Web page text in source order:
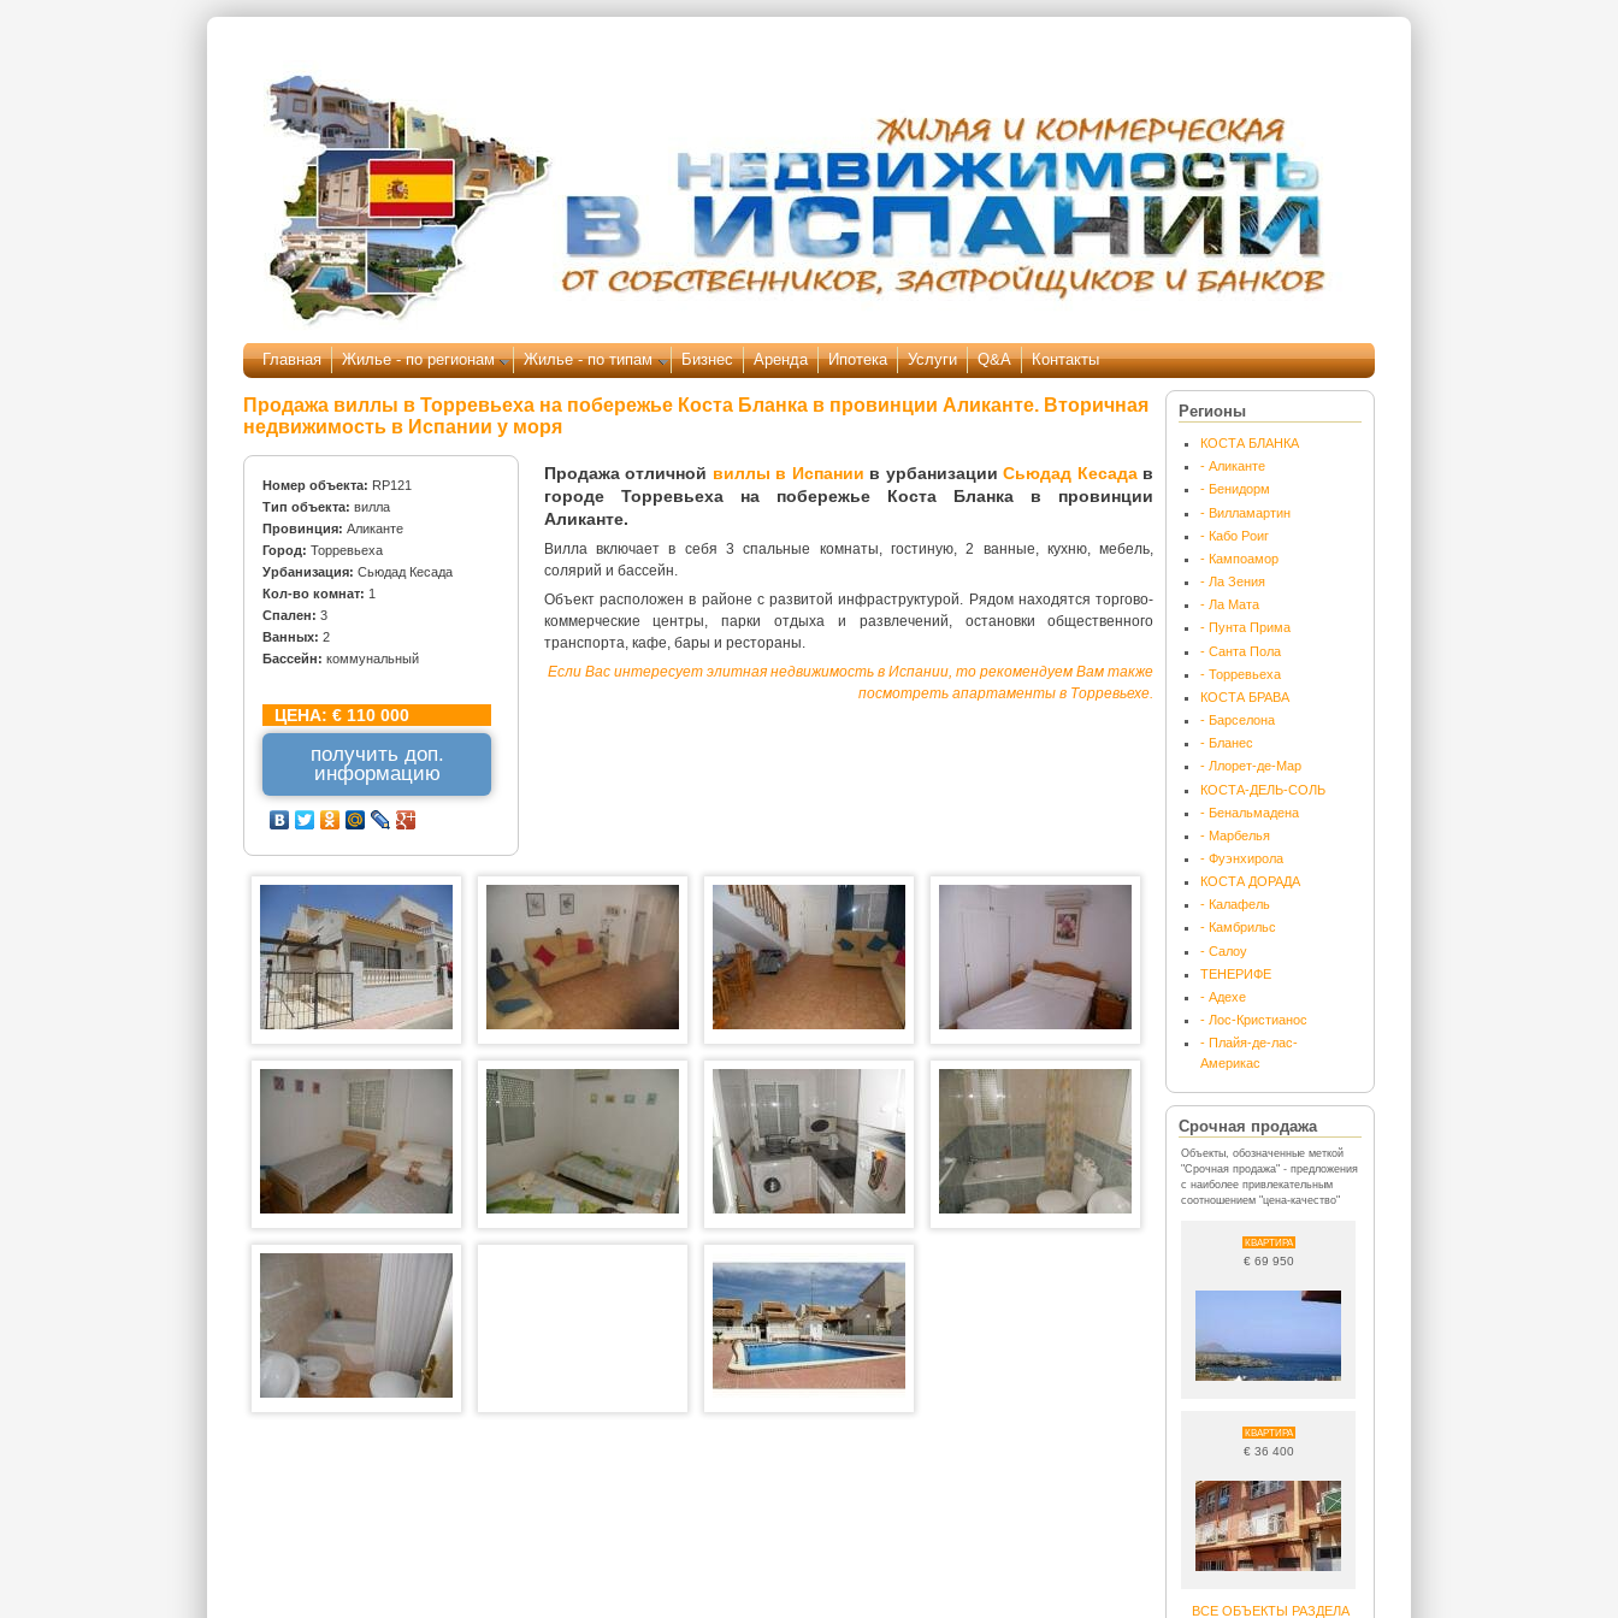
Перейти к основному содержанию
Главная Жилье - по регионам Жилье - по типам Бизнес Аренда Ипотека Услуги Q&A Контакты
Продажа виллы в Торревьеха на побережье Коста Бланка в провинции Аликанте. Вторичная
недвижимость в Испании у моря
Номер объекта: RP121
Тип объекта: вилла
Провинция: Аликанте
Город: Торревьеха
Урбанизация: Сьюдад Кесада
Кол-во комнат: 1
Спален: 3
Ванных: 2
Бассейн: коммунальный
ЦЕНА: € 110 000
получить доп.
информацию
Продажа отличной виллы в Испании в урбанизацииСьюдад Кесадав
городе Торревьеха на побережье Коста Бланка в провинции
Аликанте.
Вилла включает в себя 3 спальные комнаты, гостиную, 2 ванные, кухню, мебель,
солярий и бассейн.
Объект расположен в районе с развитой инфраструктурой. Рядом находятся торгово-
коммерческие центры, парки отдыха и развлечений, остановки общественного
транспорта, кафе, бары и рестораны.
Если Вас интересует элитная недвижимость в Испании, то рекомендуем Вам также
посмотреть апартаменты в Торревьехе.
Регионы
КОСТА БЛАНКА
- Аликанте
- Бенидорм
- Вилламартин
- Кабо Роиг
- Кампоамор
- Ла Зения
- Ла Мата
- Пунта Прима
- Санта Пола
- Торревьеха
КОСТА БРАВА
- Барселона
- Бланес
- Ллорет-де-Мар
КОСТА-ДЕЛЬ-СОЛЬ
- Бенальмадена
- Марбелья
- Фуэнхирола
КОСТА ДОРАДА
- Калафель
- Камбрильс
- Салоу
ТЕНЕРИФЕ
- Адехе
- Лос-Кристианос
- Плайя-де-лас-
Америкас
Срочная продажа
Объекты, обозначенные меткой
"Срочная продажа" - предложения
с наиболее привлекательным
соотношением "цена-качество"
КВАРТИРА
€ 69 950
КВАРТИРА
€ 36 400
ВСЕ ОБЪЕКТЫ РАЗДЕЛА